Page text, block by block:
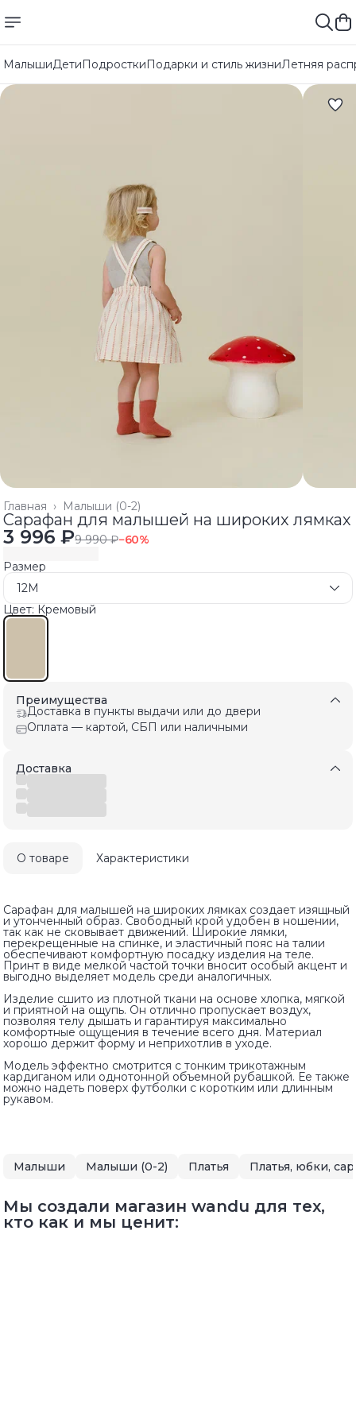
МалышиДетиПодросткиПодарки и стиль жизниЛетняя
Малыши (0-2)
Главная ›
Сарафан для малышей на широких лямках
3 996 ₽9 990 ₽−60%
Размер
12M
Цвет: Кремовый
Преимущества
Доставка в пункты выдачи или до двери
Оплата — картой, СБП или наличными
Доставка
О товаре Характеристики
Сарафан для малышей на широких лямках создает изящный
и утонченный образ. Свободный крой удобен в ношении,
так как не сковывает движений. Широкие лямки,
перекрещенные на спинке, и эластичный пояс на талии
обеспечивают комфортную посадку изделия на теле.
Принт в виде мелкой частой точки вносит особый акцент и
выгодно выделяет модель среди аналогичных.
Изделие сшито из плотной ткани на основе хлопка, мягкой
и приятной на ощупь. Он отлично пропускает воздух,
позволяя телу дышать и гарантируя максимально
комфортные ощущения в течение всего дня. Материал
хорошо держит форму и неприхотлив в уходе.
Модель эффектно смотрится с тонким трикотажным
кардиганом или однотонной объемной рубашкой. Ее также
можно надеть поверх футболки с коротким или длинным
рукавом.
Малыши Малыши (0-2) Платья Платья, юбки,
Мы создали магазин wandu для тех,
кто как и мы ценит: